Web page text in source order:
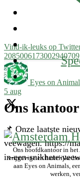
Vind-ik-leuks op
2085006173002940709
Eyes on
5 aug
📌 Onze laatste
veewagen. https://
in-een-snikhete-
Ons
Ons hoofdkantoor in het
vrijgevige en hartelijke
aan Eyes on Animals,
werken,